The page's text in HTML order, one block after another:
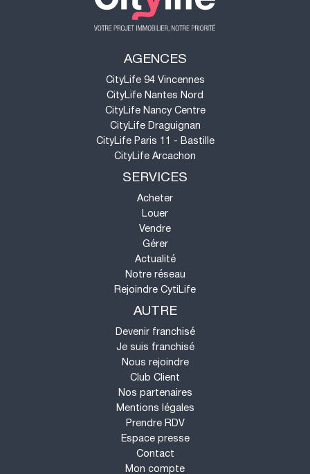
AGENCES
CityLife 94 Vincennes
CityLife Nantes Nord
CityLife Nancy Centre
CityLife Draguignan
CityLife Paris 11 - Bastille
CityLife Arcachon
SERVICES
Acheter
Louer
Vendre
Gérer
Actualité
Notre réseau
Rejoindre CytiLife
AUTRE
Devenir franchisé
Je suis franchisé
Nous rejoindre
Club Client
Nos partenaires
Mentions légales
Prendre RDV
Espace presse
Contact
Mon compte